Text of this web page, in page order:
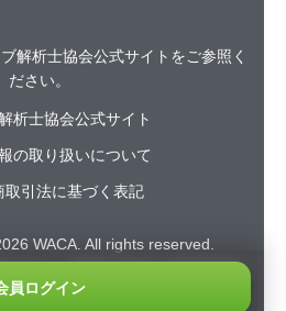
解析士協会公式サイトをご参照く
ださい。
析士協会公式サイト
の取り扱いについて
取引法に基づく表記
WACA. All rights reserved.
人ウェブ解析士協会の登録商標で
、記載を禁じます。
員ログイン